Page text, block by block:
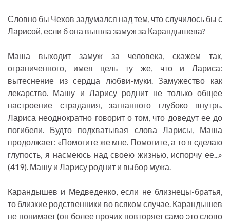
Словно бы Чехов задумался над тем, что случилось бы с
Ларисой, если б она вышла замуж за Карандышева?
Маша выходит замуж за человека, скажем так,
ограниченного, имея цель ту же, что и Лариса:
вытеснение из сердца любви-муки. Замужество как
лекарство. Машу и Ларису роднит не только общее
настроение страдания, загнанного глубоко внутрь.
Лариса неоднократно говорит о том, что доведут ее до
погибели. Будто подхватывая слова Ларисы, Маша
продолжает: «Помогите же мне. Помогите, а то я сделаю
глупость, я насмеюсь над своею жизнью, испорчу ее...»
(419). Машу и Ларису роднит и выбор мужа.
Карандышев и Медведенко, если не близнецы-братья,
то близкие родственники во всяком случае. Карандышев
не понимает (он более прочих повторяет само это слово